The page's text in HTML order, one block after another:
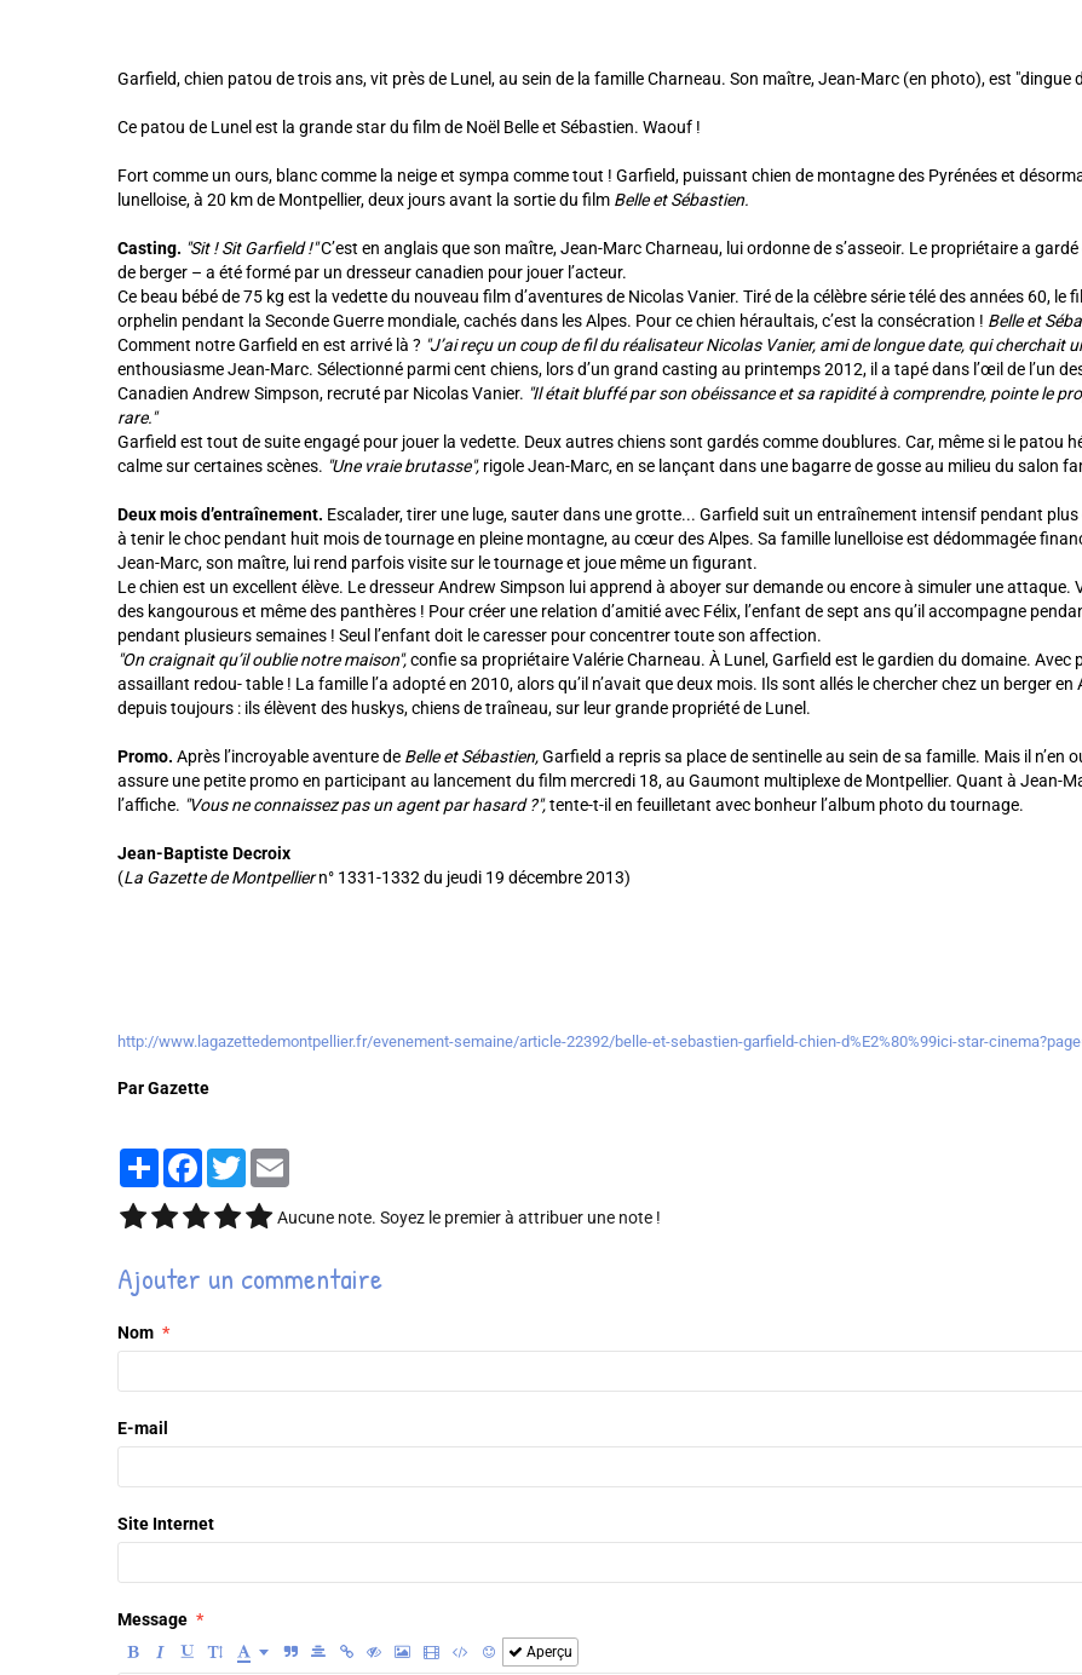
Garfield, chien patou de trois ans, vit près de Lunel, au sein de la famille Charneau. Son maître, Jean-Marc (en photo), est "dingue
Ce patou de Lunel est la grande star du film de Noël Belle et Sébastien. Waouf !
Fort comme un ours, blanc comme la neige et sympa comme tout ! Garfield, puissant chien de montagne des Pyrénées et
lunelloise, à 20 km de Montpellier, deux jours avant la sortie du film Belle et Sébastien.
Casting. "Sit ! Sit Garfield !"C’est en anglais que son maître, Jean-Marc Charneau, lui ordonne de s’asseoir. Le propriétaire a
de berger – a été formé par un dresseur canadien pour jouer l’acteur.
Ce beau bébé de 75 kg est la vedette du nouveau film d’aventures de Nicolas Vanier. Tiré de la célèbre série télé des années 60, le
orphelin pendant la Seconde Guerre mondiale, cachés dans les Alpes. Pour ce chien héraultais, c’est la consécration ! Belle et
Comment notre Garfield en est arrivé là ? "J’ai reçu un coup de fil du réalisateur Nicolas Vanier, ami de longue date, qui cherchait
enthousiasme Jean-Marc. Sélectionné parmi cent chiens, lors d’un grand casting au printemps 2012, il a tapé dans l’œil de l’un
Canadien Andrew Simpson, recruté par Nicolas Vanier. "Il était bluffé par son obéissance et sa rapidité à comprendre, pointe le
rare."
Garfield est tout de suite engagé pour jouer la vedette. Deux autres chiens sont gardés comme doublures. Car, même si le patou
calme sur certaines scènes. "Une vraie brutasse", rigole Jean-Marc, en se lançant dans une bagarre de gosse au milieu du salon
Deux mois d’entraînement. Escalader, tirer une luge, sauter dans une grotte... Garfield suit un entraînement intensif pendant plus
à tenir le choc pendant huit mois de tournage en pleine montagne, au cœur des Alpes. Sa famille lunelloise est dédommagée
Jean-Marc, son maître, lui rend parfois visite sur le tournage et joue même un figurant.
Le chien est un excellent élève. Le dresseur Andrew Simpson lui apprend à aboyer sur demande ou encore à simuler une attaque.
des kangourous et même des panthères ! Pour créer une relation d’amitié avec Félix, l’enfant de sept ans qu’il accompagne
pendant plusieurs semaines ! Seul l’enfant doit le caresser pour concentrer toute son affection.
"On craignait qu’il oublie notre maison",confie sa propriétaire Valérie Charneau. À Lunel, Garfield est le gardien du domaine. Avec
assaillant redou- table ! La famille l’a adopté en 2010, alors qu’il n’avait que deux mois. Ils sont allés le chercher chez un berger
depuis toujours : ils élèvent des huskys, chiens de traîneau, sur leur grande propriété de Lunel.
Promo. Après l’incroyable aventure de Belle et Sébastien,Garfield a repris sa place de sentinelle au sein de sa famille. Mais il
assure une petite promo en participant au lancement du film mercredi 18, au Gaumont multiplexe de Montpellier. Quant à Jean-
l’affiche. "Vous ne connaissez pas un agent par hasard ?",tente-t-il en feuilletant avec bonheur l’album photo du tournage.
Jean-Baptiste Decroix
(La Gazette de Montpelliern° 1331-1332 du jeudi 19 décembre 2013)
http://www.lagazettedemontpellier.fr/evenement-semaine/article-22392/belle-et-sebastien-garfield-chien-d%E2%80%99ici-star-
Par Gazette
PartagerFacebook
Twitter
Aucune note. Soyez le premier à attribuer une note !
Ajouter un commentaire
Nom
E-mail
Site Internet
Message
Aperçu